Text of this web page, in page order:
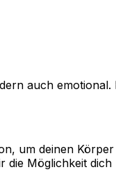
auch emotional.
um deinen
Möglichkeit